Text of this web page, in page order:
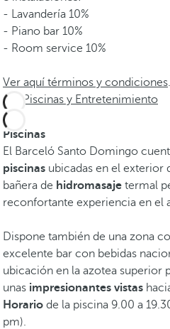
- Lavandería 10%
- Piano bar 10%
- Room service 10%
Ver aquí términos y condiciones.
Piscinas y Entretenimiento
Piscinas
El Barceló Santo Domingo
piscinas ubicadas en el exterior
bañera de hidromasaje termal
reconfortante experiencia en el
Dispone también de una zona
excelente bar con bebidas
ubicación en la azotea superior
unas impresionantes vistas
Horario de la piscina 9.00 a
pm).